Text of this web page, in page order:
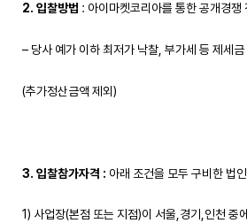
2. 입찰방법 : 아이마켓코리아를 통한 공개경쟁
– 당사 예가 이하 최저가 낙찰, 부가세 등 제세
(추가정산금액 제외)
3. 입찰참가자격 : 아래 조건을 모두 구비한 법
1) 사업장(본점 또는 지점)이 서울,경기,인천 중